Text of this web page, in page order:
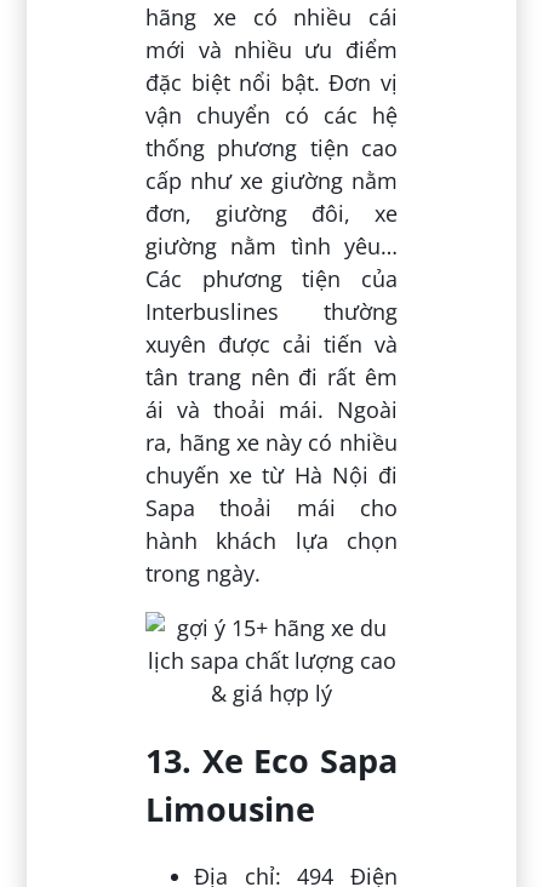
hãng xe có nhiều cái
mới và nhiều ưu điểm
đặc biệt nổi bật. Đơn vị
vận chuyển có các hệ
thống phương tiện cao
cấp như xe giường nằm
đơn, giường đôi, xe
giường nằm tình yêu…
Các phương tiện của
Interbuslines thường
xuyên được cải tiến và
tân trang nên đi rất êm
ái và thoải mái. Ngoài
ra, hãng xe này có nhiều
chuyến xe từ Hà Nội đi
Sapa thoải mái cho
hành khách lựa chọn
trong ngày.
13. Xe Eco Sapa
Limousine
Địa chỉ: 494 Điện